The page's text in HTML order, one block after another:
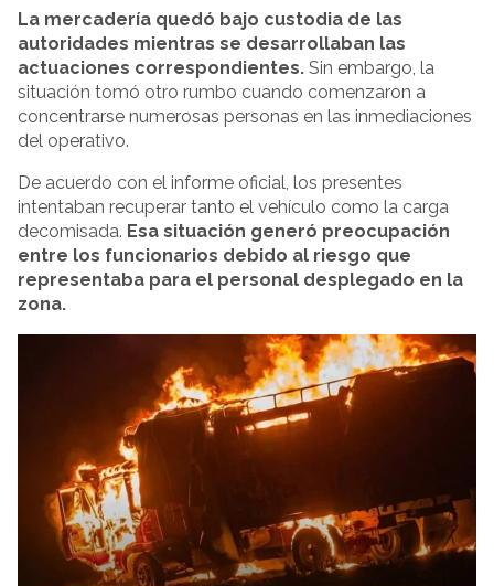
La mercadería quedó bajo custodia de las
autoridades mientras se desarrollaban las
actuaciones correspondientes. Sin embargo, la
situación tomó otro rumbo cuando comenzaron a
concentrarse numerosas personas en las inmediaciones
del operativo.
De acuerdo con el informe oficial, los presentes
intentaban recuperar tanto el vehículo como la carga
decomisada. Esa situación generó preocupación
entre los funcionarios debido al riesgo que
representaba para el personal desplegado en la
zona.